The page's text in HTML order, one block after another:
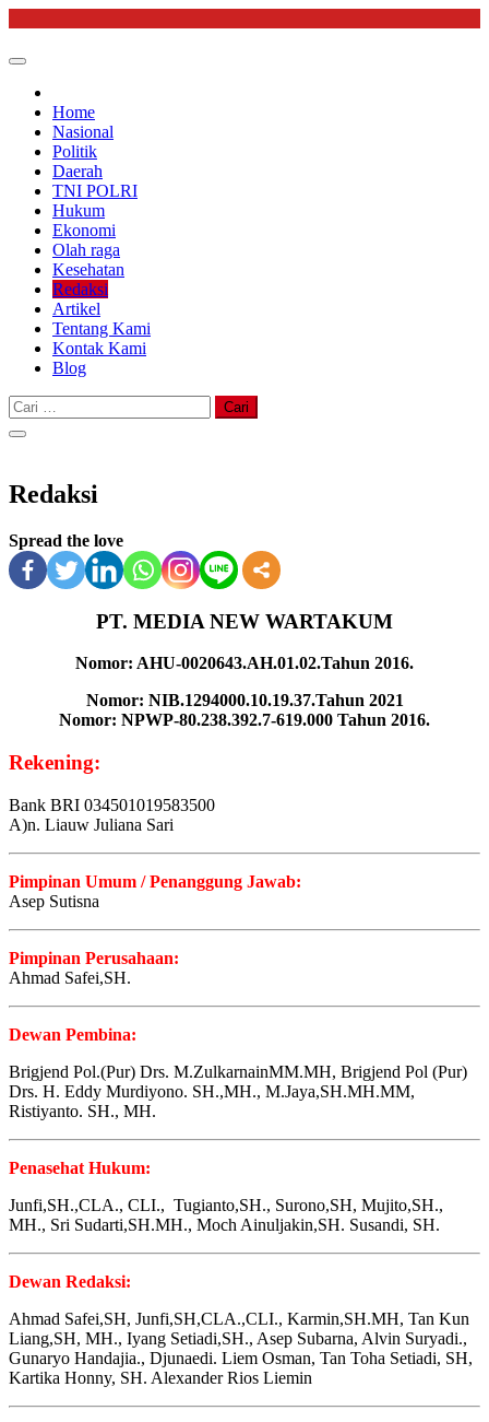
content
Home
Nasional
Politik
Daerah
TNI POLRI
Hukum
Ekonomi
Olah raga
Kesehatan
Redaksi
Artikel
Tentang Kami
Kontak Kami
Blog
Cari
untuk:
Redaksi
Spread the love
PT. MEDIA NEW WARTAKUM
Nomor: AHU-0020643.AH.01.02.Tahun 2016.
Nomor: NIB.1294000.10.19.37.Tahun 2021
Nomor: NPWP-80.238.392.7-619.000 Tahun 2016.
Rekening:
Bank BRI 034501019583500
A)n. Liauw Juliana Sari
Pimpinan Umum / Penanggung Jawab:
Asep Sutisna
Pimpinan Perusahaan:
Ahmad Safei,SH.
Dewan Pembina:
Brigjend Pol.(Pur) Drs. M.ZulkarnainMM.MH, Brigjend Pol (Pur)
Drs. H. Eddy Murdiyono. SH.,MH., M.Jaya,SH.MH.MM,
Ristiyanto. SH., MH.
Penasehat Hukum:
Junfi,SH.,CLA., CLI., Tugianto,SH., Surono,SH, Mujito,SH.,
MH., Sri Sudarti,SH.MH., Moch Ainuljakin,SH. Susandi, SH.
Dewan Redaksi:
Ahmad Safei,SH, Junfi,SH,CLA.,CLI., Karmin,SH.MH, Tan Kun
Liang,SH, MH., Iyang Setiadi,SH., Asep Subarna, Alvin Suryadi.,
Gunaryo Handajia., Djunaedi. Liem Osman, Tan Toha Setiadi, SH,
Kartika Honny, SH. Alexander Rios Liemin